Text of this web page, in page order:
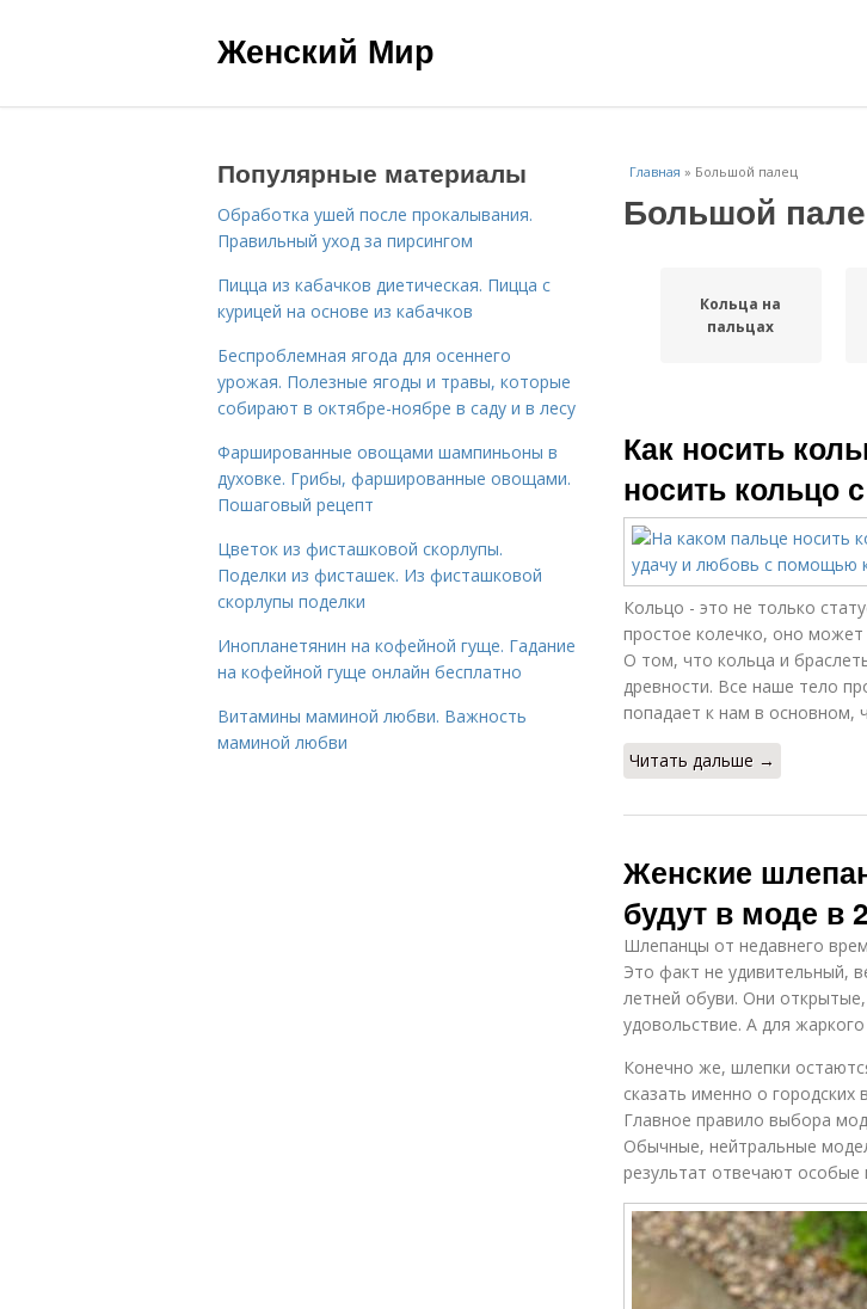
Женский Мир
Главная » Большой палец
Большой
Кольца на
пальцах
Как носить
носить кольцо
Кольцо - это не только
простое колечко, оно
О том, что кольца и
древности. Все наше тело
попадает к нам в основном,
Читать дальше →
Женские
будут в моде в
Шлепанцы от недавнего
Это факт не удивительный,
летней обуви. Они
удовольствие. А для
Конечно же, шлепки
сказать именно о городских
Главное правило выбора
Обычные, нейтральные
результат отвечают
Популярные материалы
Обработка ушей после прокалывания.
Правильный уход за пирсингом
Пицца из кабачков диетическая. Пицца с
курицей на основе из кабачков
Беспроблемная ягода для осеннего
урожая. Полезные ягоды и травы, которые
собирают в октябре-ноябре в саду и в лесу
Фаршированные овощами шампиньоны в
духовке. Грибы, фаршированные овощами.
Пошаговый рецепт
Цветок из фисташковой скорлупы.
Поделки из фисташек. Из фисташковой
скорлупы поделки
Инопланетянин на кофейной гуще. Гадание
на кофейной гуще онлайн бесплатно
Витамины маминой любви. Важность
маминой любви